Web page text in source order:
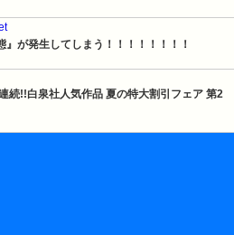
』が発生してしまう！！！！！！！！
続!!白泉社人気作品 夏の特大割引フェア 第2